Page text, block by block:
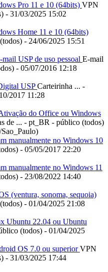
Pro 11 e 10 (64bits) VPN
- 31/03/2025 15:02
Home 11 e 10 (64bits)
- 24/06/2025 15:51
USP de uso pessoal E-mail
- 05/07/2016 12:18
USPCarteirinha ... -
2017 11:28
do Office ou Windows
de ... - pt_BR - público (todos)
manualmente no Windows 10
- 05/05/2017 22:20
manualmente no Windows 11
- 23/08/2022 14:40
(ventura, sonoma, sequoia)
- 01/04/2025 21:08
Ubuntu 22.04 ou Ubuntu
(todos) - 01/04/2025
OS 7.0 ou superiorVPN
- 31/03/2025 17:44